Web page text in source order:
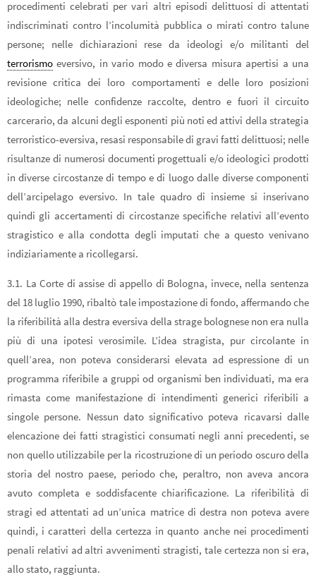
procedimenti celebrati per vari altri episodi delittuosi di attentati
indiscriminati contro l’incolumità pubblica o mirati contro talune
persone; nelle dichiarazioni rese da ideologi e/o militanti del
terrorismo eversivo, in vario modo e diversa misura apertisi a una
revisione critica dei loro comportamenti e delle loro posizioni
ideologiche; nelle confidenze raccolte, dentro e fuori il circuito
carcerario, da alcuni degli esponenti più noti ed attivi della strategia
terroristico-eversiva, resasi responsabile di gravi fatti delittuosi; nelle
risultanze di numerosi documenti progettuali e/o ideologici prodotti
in diverse circostanze di tempo e di luogo dalle diverse componenti
dell’arcipelago eversivo. In tale quadro di insieme si inserivano
quindi gli accertamenti di circostanze specifiche relativi all’evento
stragistico e alla condotta degli imputati che a questo venivano
indiziariamente a ricollegarsi.
3.1. La Corte di assise di appello di Bologna, invece, nella sentenza
del 18 luglio 1990, ribaltò tale impostazione di fondo, affermando che
la riferibilità alla destra eversiva della strage bolognese non era nulla
più di una ipotesi verosimile. L’idea stragista, pur circolante in
quell’area, non poteva considerarsi elevata ad espressione di un
programma riferibile a gruppi od organismi ben individuati, ma era
rimasta come manifestazione di intendimenti generici riferibili a
singole persone. Nessun dato significativo poteva ricavarsi dalle
elencazione dei fatti stragistici consumati negli anni precedenti, se
non quello utilizzabile per la ricostruzione di un periodo oscuro della
storia del nostro paese, periodo che, peraltro, non aveva ancora
avuto completa e soddisfacente chiarificazione. La riferibilità di
stragi ed attentati ad un’unica matrice di destra non poteva avere
quindi, i caratteri della certezza in quanto anche nei procedimenti
penali relativi ad altri avvenimenti stragisti, tale certezza non si era,
allo stato, raggiunta.